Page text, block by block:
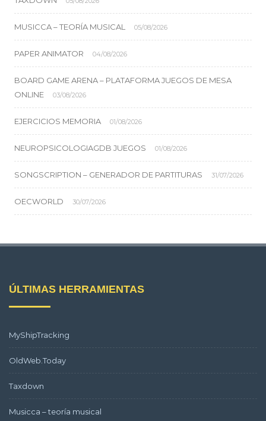
MUSICCA – TEORÍA MUSICAL 05/08/2026
PAPER ANIMATOR 04/08/2026
BOARD GAME ARENA – PLATAFORMA JUEGOS DE MESA
ONLINE
03/08/2026
EJERCICIOS MEMORIA 01/08/2026
NEUROPSICOLOGIAGDB JUEGOS 01/08/2026
SONGSCRIPTION – GENERADOR DE PARTITURAS 31/07/2026
OECWORLD 30/07/2026
ÚLTIMAS HERRAMIENTAS
MyShipTracking
OldWeb.Today
Taxdown
Musicca – teoría musical